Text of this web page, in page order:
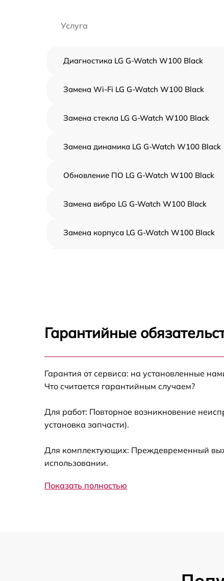
Услуга
Диагностика LG G-Watch W100 Black
Замена Wi-Fi LG G-Watch W100 Black
Замена стекла LG G-Watch W100 Black
Замена динамика LG G-Watch W100 Black
Обновление ПО LG G-Watch W100 Black
Замена вибро LG G-Watch W100 Black
Замена корпуса LG G-Watch W100 Black
Замена кнопки включения LG G-Watch
Гарантийные
Гарантия от сервиса: на установленные
Что считается гарантийным случаем?
Для работ: Повторное возникновение
установка запчасти).
Для комплектующих: Преждевременный
использовании.
Показать полностью